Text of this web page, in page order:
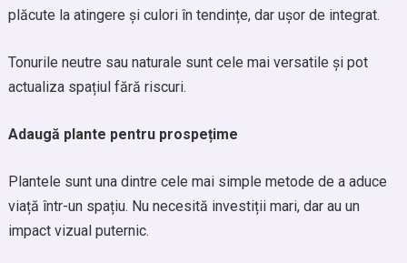
plăcute la atingere și culori în tendințe, dar ușor de integrat.
Tonurile neutre sau naturale sunt cele mai versatile și pot
actualiza spațiul fără riscuri.
Adaugă plante pentru prospețime
Plantele sunt una dintre cele mai simple metode de a aduce
viață într-un spațiu. Nu necesită investiții mari, dar au un
impact vizual puternic.